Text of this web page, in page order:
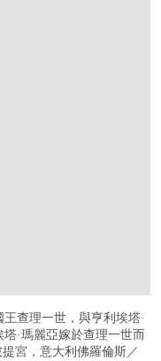
查理一世，與亨利埃塔·
·瑪麗亞嫁於查理一世而
宮，意大利佛羅倫斯／